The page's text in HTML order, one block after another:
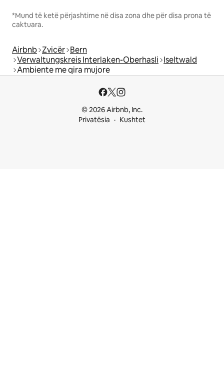
*Mund të ketë përjashtime në disa zona dhe për disa prona të
caktuara.
Airbnb Zvicër Bern
Verwaltungskreis Interlaken-Oberhasli Iseltwald
Ambiente me qira mujore
© 2026 Airbnb, Inc.
Privatësia
Kushtet